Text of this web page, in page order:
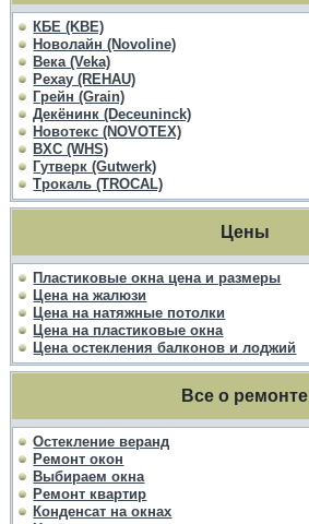
КБЕ (KBE)
Новолайн (Novoline)
Века (Veka)
Рехау (REHAU)
Грейн (Grain)
Декёнинк (Deceuninck)
Новотекс (NOVOTEX)
ВХС (WHS)
Гутверк (Gutwerk)
Трокаль (TROCAL)
Цены
Пластиковые окна цена и размеры
Цена на жалюзи
Цена на натяжные потолки
Цена на пластиковые окна
Цена остекления балконов и лоджий
Все о ремонте
Остекление веранд
Ремонт окон
Выбираем окна
Ремонт квартир
Конденсат на окнах